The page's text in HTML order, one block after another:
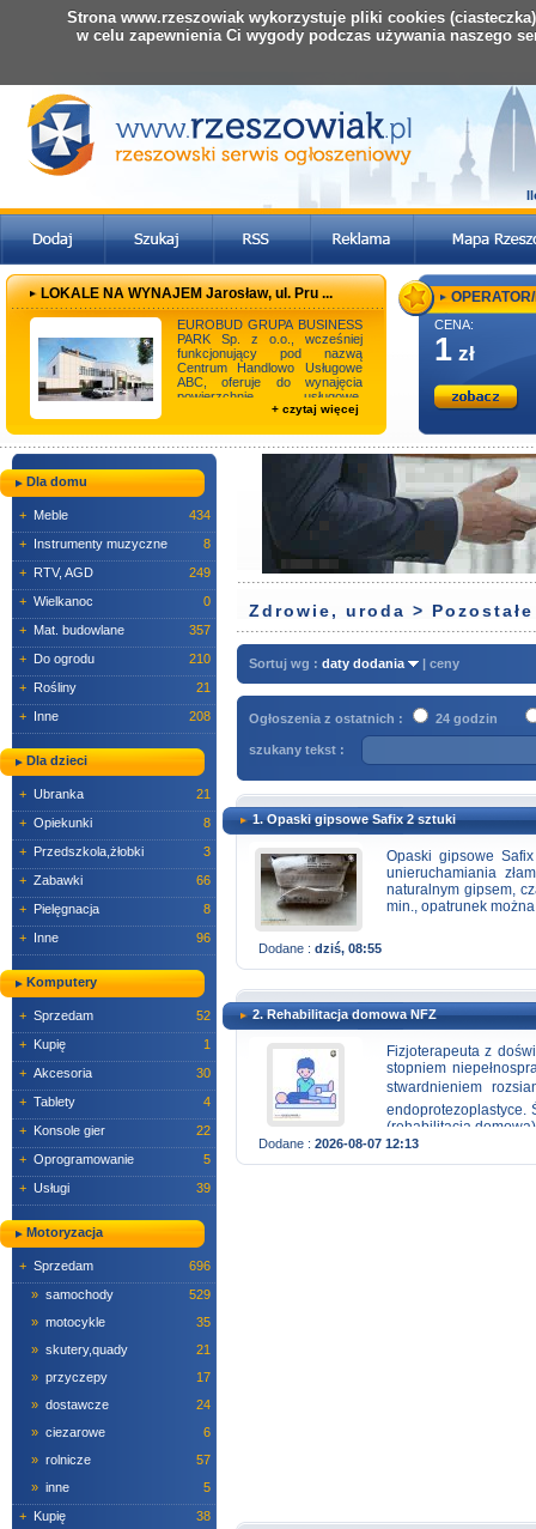
LOKALE NA WYNAJEM Jarosław, ul. Pru ...
EUROBUD GRUPA BUSINESS
PARK Sp. z o.o., wcześniej
funkcjonujący pod nazwą
Centrum Handlowo Usługowe
ABC, oferuje do wynajęcia
powierzchnie usługowe,
handlowe i biurowe
+ czytaj więcej
CENA:
1 zł
Dla domu
+ Meble
434
+ Instrumenty muzyczne
8
+ RTV, AGD
249
+ Wielkanoc
0
+ Mat. budowlane
357
+ Do ogrodu
210
+ Rośliny
21
+ Inne 208
Dla dzieci
+ Ubranka
21
+ Opiekunki
8
+ Przedszkola,żłobki
3
+ Zabawki
66
+ Pielęgnacja
8
+ Inne 96
Komputery
+ Sprzedam
52
+ Kupię
1
+ Akcesoria
30
+ Tablety
4
+ Konsole gier
22
+ Oprogramowanie
5
+ Usługi 39
Motoryzacja
+ Sprzedam
696
» samochody
529
» motocykle
35
» skutery,quady
21
» przyczepy
17
» dostawcze
24
» ciezarowe
6
» rolnicze
57
» inne
5
+ Kupię
38
Zdrowie, uroda >
Sortuj wg : daty dodania | ceny
Ogłoszenia z ostatnich : 24 godzin
szukany tekst :
1. Opaski gipsowe Safix 2 sztuki
Opaski gipsowe
unieruchamiania
naturalnym gipsem,
min., opatrunek
Dodane : dziś, 08:55
2. Rehabilitacja domowa NFZ
Fizjoterapeuta z
stopniem
stwardnieniem
endoprotezoplastyce.
(rehabilitacja
Dodane : 2026-08-07 12:13
Strona www.rzeszowiak wykorzystuje pliki cookies
w celu zapewnienia Ci wygody podczas używania naszego